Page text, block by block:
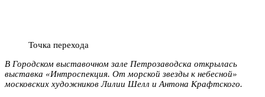
Точка перехода
В Городском выставочном зале Петрозаводска открылась
выставка «Интроспекция. От морской звезды к небесной»
московских художников Лилии Шелл и Антона Крафтского.